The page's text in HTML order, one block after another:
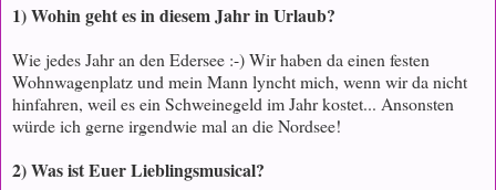
1) Wohin geht es in diesem Jahr in Urlaub?
Wie jedes Jahr an den Edersee :-) Wir haben da einen festen
Wohnwagenplatz und mein Mann lyncht mich, wenn wir da nicht
hinfahren, weil es ein Schweinegeld im Jahr kostet... Ansonsten
würde ich gerne irgendwie mal an die Nordsee!
2) Was ist Euer Lieblingsmusical?